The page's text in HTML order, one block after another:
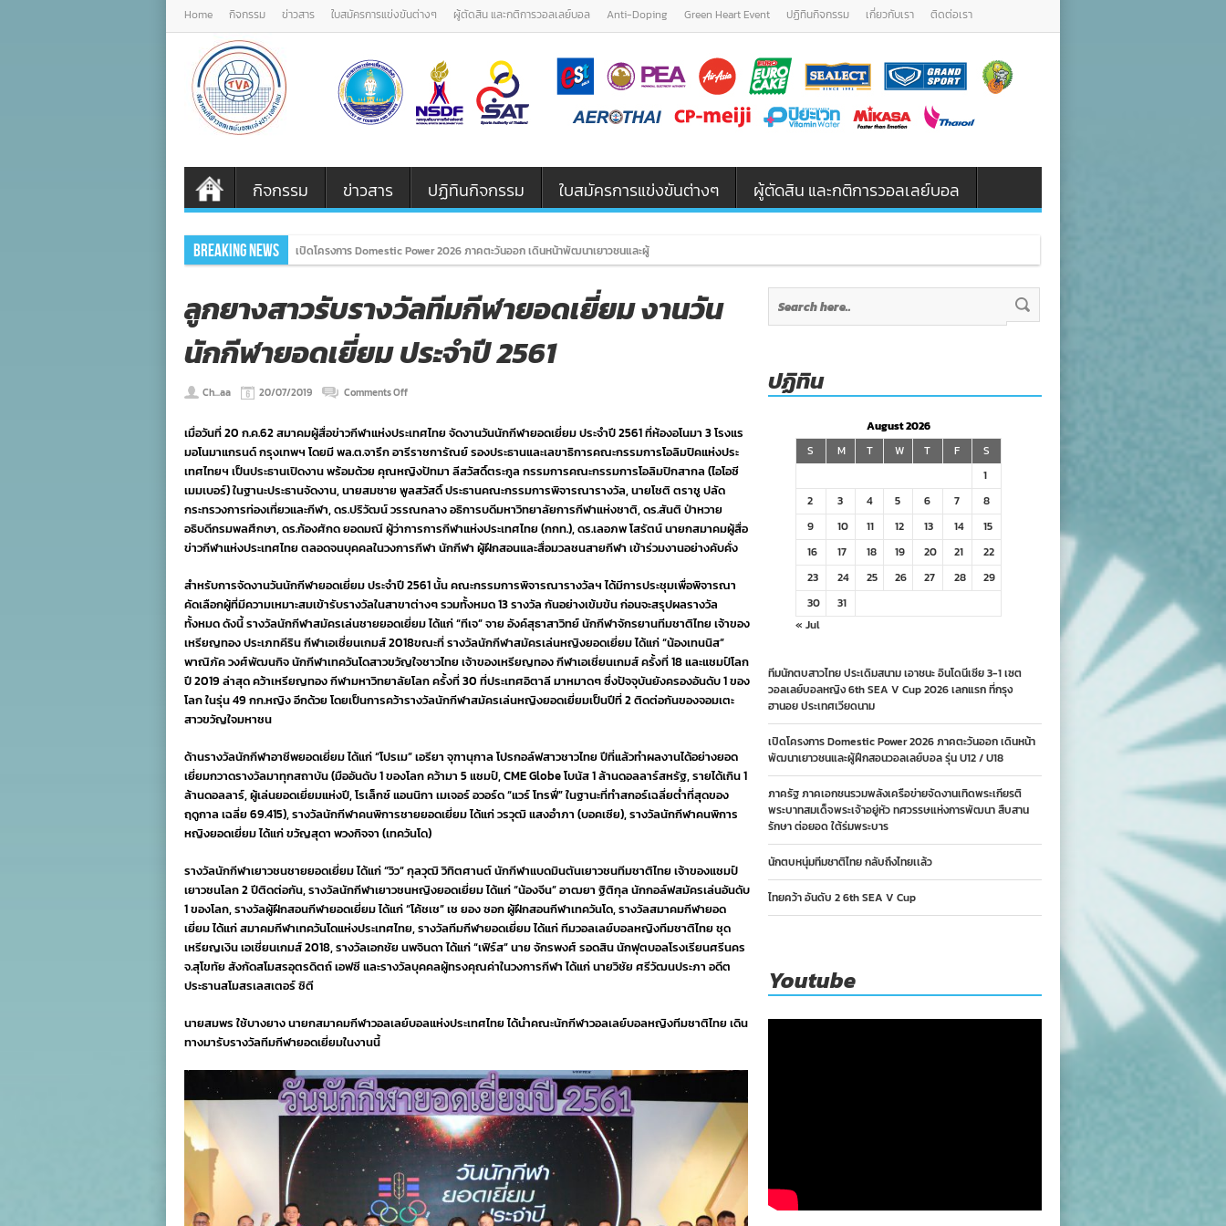
Home กิจกรรม ข่าวสาร ใบสมัครการแข่งขันต่างๆ ผู้ตัดสิน และกติการวอลเลย์บอล Anti-Doping Green Heart Event ปฏิทินกิจกรรม เกี่ยวกับเรา ติดต่อเรา
กิจกรรม ข่าวสาร ปฏิทินกิจกรรม ใบสมัครการแข่งขันต่างๆ ผู้ตัดสิน และกติการวอลเลย์บอล
Breaking News เปิดโครงการ Domestic Power 2026 ภาคตะวันออก เดินหน้าพัฒนาเยาวชนและผู้ฝึกสอนวอลเลย์บอล รุ่น U12 / U18
ลูกยางสาวรับรางวัลทีมกีฬายอดเยี่ยม งานวัน
นักกีฬายอดเยี่ยม ประจำปี 2561
Ch...aa 20/07/2019 Comments Offon
สาว
รับ
รางวัล
ทีม
กีฬา
ยอด
งาน
วัน
ยอด
ประจำ
ปี
2561
เมื่อวันที่ 20 ก.ค.62 สมาคมผู้สื่อข่าวกีฬาแห่งประเทศไทย จัดงานวันนักกีฬายอดเยี่ยม ประจำปี 2561 ที่ห้องอโนมา 3 โรงแร
มอโนมาแกรนด์ กรุงเทพฯ โดยมี พล.ต.จารึก อารีราชการัณย์ รองประธานและเลขาธิการคณะกรรมการโอลิมปิคแห่งประ
เทศไทยฯ เป็นประธานเปิดงาน พร้อมด้วย คุณหญิงปัทมา ลีสวัสดิ์ตระกูล กรรมการคณะกรรมการโอลิมปิกสากล (ไอโอซี
เมมเบอร์) ในฐานะประธานจัดงาน, นายสมชาย พูลสวัสดิ์ ประธานคณะกรรมการพิจารณารางวัล, นายโชติ ตราชู ปลัด
กระทรวงการท่องเที่ยวและกีฬา, ดร.ปริวัฒน์ วรรณกลาง อธิการบดีมหาวิทยาลัยการกีฬาแห่งชาติ, ดร.สันติ ป่าหวาย
อธิบดีกรมพลศึกษา, ดร.ก้องศักด ยอดมณี ผู้ว่าการการกีฬาแห่งประเทศไทย (กกท.), ดร.เลอภพ โสรัตน์ นายกสมาคมผู้สื่อ
ข่าวกีฬาแห่งประเทศไทย ตลอดจนบุคคลในวงการกีฬา นักกีฬา ผู้ฝึกสอนและสื่อมวลชนสายกีฬา เข้าร่วมงานอย่างคับคั่ง
สำหรับการจัดงานวันนักกีฬายอดเยี่ยม ประจำปี 2561 นั้น คณะกรรมการพิจารณารางวัลฯ ได้มีการประชุมเพื่อพิจารณา
คัดเลือกผู้ที่มีความเหมาะสมเข้ารับรางวัลในสาขาต่างๆ รวมทั้งหมด 13 รางวัล กันอย่างเข้มข้น ก่อนจะสรุปผลรางวัล
ทั้งหมด ดังนี้ รางวัลนักกีฬาสมัครเล่นชายยอดเยี่ยม ได้แก่ “ทีเจ” จาย อังค์สุธาสาวิทย์ นักกีฬาจักรยานทีมชาติไทย เจ้าของ
เหรียญทอง ประเภทคีริน กีฬาเอเชี่ยนเกมส์ 2018ขณะที่ รางวัลนักกีฬาสมัครเล่นหญิงยอดเยี่ยม ได้แก่ “น้องเทนนิส”
พาณิภัค วงศ์พัฒนกิจ นักกีฬาเทควันโดสาวขวัญใจชาวไทย เจ้าของเหรียญทอง กีฬาเอเชี่ยนเกมส์ ครั้งที่ 18 และแชมป์โลก
ปี 2019 ล่าสุด คว้าเหรียญทอง กีฬามหาวิทยาลัยโลก ครั้งที่ 30 ที่ประเทศอิตาลี มาหมาดๆ ซึ่งปัจจุบันยังครองอันดับ 1 ของ
โลก ในรุ่น 49 กก.หญิง อีกด้วย โดยเป็นการคว้ารางวัลนักกีฬาสมัครเล่นหญิงยอดเยี่ยมเป็นปีที่ 2 ติดต่อกันของจอมเตะ
สาวขวัญใจมหาชน
ด้านรางวัลนักกีฬาอาชีพยอดเยี่ยม ได้แก่ “โปรเม” เอรียา จุฑานุกาล โปรกอล์ฟสาวชาวไทย ปีที่แล้วทำผลงานได้อย่างยอด
เยี่ยมกวาดรางวัลมาทุกสถาบัน (มืออันดับ 1 ของโลก คว้ามา 5 แชมป์, CME Globe โบนัส 1 ล้านดอลลาร์สหรัฐ, รายได้เกิน 1
ล้านดอลลาร์, ผู้เล่นยอดเยี่ยมแห่งปี, โรเล็กซ์ แอนนิกา เมเจอร์ อวอร์ด “แวร์ โทรฟี่” ในฐานะที่ทำสกอร์เฉลี่ยต่ำที่สุดของ
ฤดูกาล เฉลี่ย 69.415), รางวัลนักกีฬาคนพิการชายยอดเยี่ยม ได้แก่ วรวุฒิ แสงอำภา (บอคเซีย), รางวัลนักกีฬาคนพิการ
หญิงยอดเยี่ยม ได้แก่ ขวัญสุดา พวงกิจจา (เทควันโด)
รางวัลนักกีฬาเยาวชนชายยอดเยี่ยม ได้แก่ “วิว” กุลวุฒิ วิทิตศานต์ นักกีฬาแบดมินตันเยาวชนทีมชาติไทย เจ้าของแชมป์
เยาวชนโลก 2 ปีติดต่อกัน, รางวัลนักกีฬาเยาวชนหญิงยอดเยี่ยม ได้แก่ “น้องจีน” อาฒยา ฐิติกุล นักกอล์ฟสมัครเล่นอันดับ
1 ของโลก, รางวัลผู้ฝึกสอนกีฬายอดเยี่ยม ได้แก่ “โค้ชเช” เช ยอง ซอก ผู้ฝึกสอนกีฬาเทควันโด, รางวัลสมาคมกีฬายอด
เยี่ยม ได้แก่ สมาคมกีฬาเทควันโดแห่งประเทศไทย, รางวัลทีมกีฬายอดเยี่ยม ได้แก่ ทีมวอลเลย์บอลหญิงทีมชาติไทย ชุด
เหรียญเงิน เอเชี่ยนเกมส์ 2018, รางวัลเอกชัย นพจินดา ได้แก่ “เฟิร์ส” นาย จักรพงศ์ รอดสิน นักฟุตบอลโรงเรียนศรีนคร
จ.สุโขทัย สังกัดสโมสรอุตรดิตถ์ เอฟซี และรางวัลบุคคลผู้ทรงคุณค่าในวงการกีฬา ได้แก่ นายวิชัย ศรีวัฒนประภา อดีต
ประธานสโมสรเลสเตอร์ ซิตี
นายสมพร ใช้บางยาง นายกสมาคมกีฬาวอลเลย์บอลแห่งประเทศไทย ได้นำคณะนักกีฬาวอลเลย์บอลหญิงทีมชาติไทย เดิน
ทางมารับรางวัลทีมกีฬายอดเยี่ยมในงานนี้
ปฏิทิน
August 2026
S
M T W T F
S
1
2
3 4 5 6 7
8
9
10 11 12 13 14
15
16
17 18 19 20 21
22
23
24 25 26 27 28
29
30
31
« Jul
ทีมนักตบสาวไทย ประเดิมสนาม เอาชนะ อินโดนีเซีย 3-1 เซต
วอลเลย์บอลหญิง 6th SEA V Cup 2026 เลกแรก ที่กรุง
ฮานอย ประเทศเวียดนาม
เปิดโครงการ Domestic Power 2026 ภาคตะวันออก เดินหน้า
พัฒนาเยาวชนและผู้ฝึกสอนวอลเลย์บอล รุ่น U12 / U18
ภาครัฐ ภาคเอกชนรวมพลังเครือข่ายจัดงานเทิดพระเกียรติ
พระบาทสมเด็จพระเจ้าอยู่หัว ทศวรรษแห่งการพัฒนา สืบสาน
รักษา ต่อยอด ใต้ร่มพระบาร
นักตบหนุ่มทีมชาติไทย กลับถึงไทยเเล้ว
ไทยคว้า อันดับ 2 6th SEA V Cup
Youtube